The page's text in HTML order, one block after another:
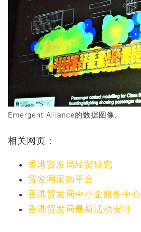
Emergent Alliance的数据图像。
相关网页：
香港贸发局经贸研究
贸发网采购平台
香港贸发局中小企服务中心
香港贸发局最新活动安排